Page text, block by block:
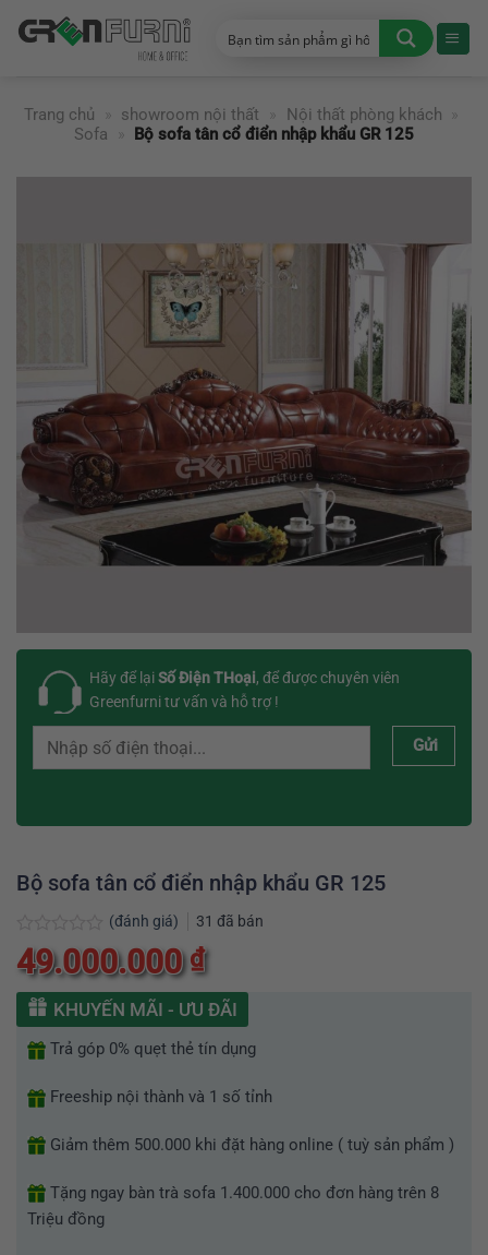
đến
Trang chủ
» showroom nội thất » Nội thất phòng khách
»
Sofa
» Bộ sofa tân cổ điển nhập khẩu GR 125
Hãy để lạiSố Điện THoại, để được chuyên viên
Greenfurni tư vấn và hỗ trợ !
Gửi
Bộ sofa tân cổ điển nhập khẩu GR 125
Được
xếp
hạng
(đánh giá) 31 đã bán
49.000.000₫
KHUYẾN MÃI - ƯU ĐÃI
Trả góp 0% quẹt thẻ tín dụng
Freeship nội thành và 1 số tỉnh
Giảm thêm 500.000 khi đặt hàng online ( tuỳ sản phẩm )
Tặng ngay bàn trà sofa 1.400.000 cho đơn hàng trên 8
Triệu đồng